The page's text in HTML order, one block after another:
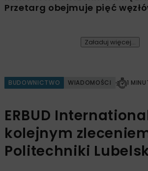
Przetarg obejmuje pięć
Załaduj więcej...
BUDOWNICTWO WIADOMOŚCI 1
ERBUD
kolejnym
Politechniki